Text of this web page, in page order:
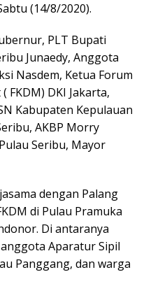
(14/8/2020).
PLT Bupati
Junaedy, Anggota
Nasdem, Ketua Forum
FKDM) DKI Jakarta,
Kabupaten Kepulauan
AKBP Morry
Seribu, Mayor
dengan Palang
di Pulau Pramuka
Di antaranya
Aparatur Sipil
Panggang, dan warga